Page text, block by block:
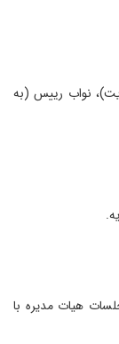
نواب رییس (به
هیات مدیره با